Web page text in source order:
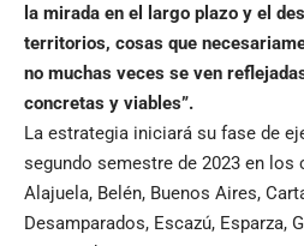
la mirada en el largo plazo y el
territorios, cosas que
no muchas veces se ven
concretas y viables”.
La estrategia iniciará su fase de
segundo semestre de 2023 en los
Alajuela, Belén, Buenos Aires,
Desamparados, Escazú, Esparza,